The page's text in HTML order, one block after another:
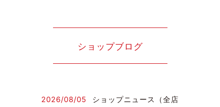
ショップブログ
2026/08/05 ショップニュース（全店